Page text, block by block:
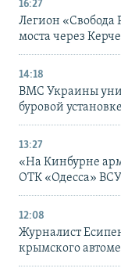
16:27
Легион «Свобода
моста через
14:18
ВМС Украины
буровой
13:27
«На Кинбурне
ОТК «Одесса»
12:08
Журналист
крымского